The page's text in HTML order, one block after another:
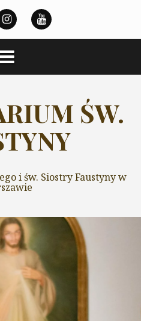
ŚW.
i św. Siostry Faustyny w